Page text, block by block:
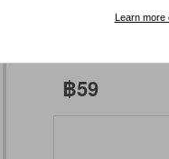
SPECIAL ORDER
฿59
Learn more